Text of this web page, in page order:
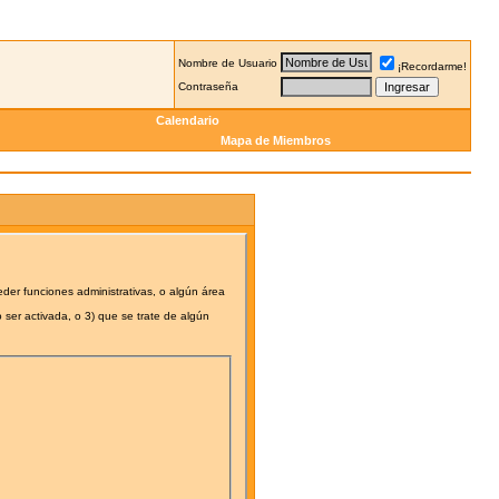
Nombre de Usuario
¡Recordarme!
Contraseña
Calendario
Mapa de Miembros
funciones administrativas, o algún área
activada, o 3) que se trate de algún